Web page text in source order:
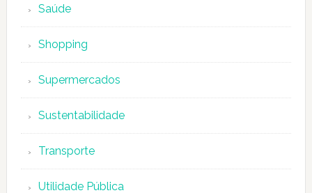
Saúde
Shopping
Supermercados
Sustentabilidade
Transporte
Utilidade Pública